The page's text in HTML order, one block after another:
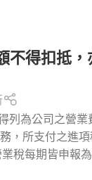
不得扣抵，
列為公司之營業
，所支付之進
稅每期皆申報